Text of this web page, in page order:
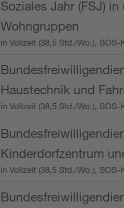
Soziales Jahr (FSJ)
Wohngruppen
in Vollzeit (38,5 Std./Wo.),
Haustechnik und
in Vollzeit (38,5 Std./Wo.),
Kinderdorfzentrum
in Vollzeit (38,5 Std./Wo.),